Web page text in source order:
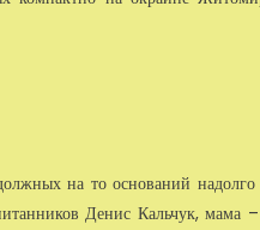
на то оснований
Денис Кальчук, мама –